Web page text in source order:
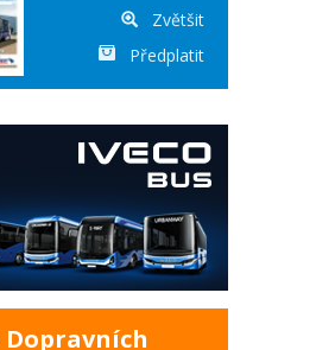
Zvětšit
Předplatit
Dopravních